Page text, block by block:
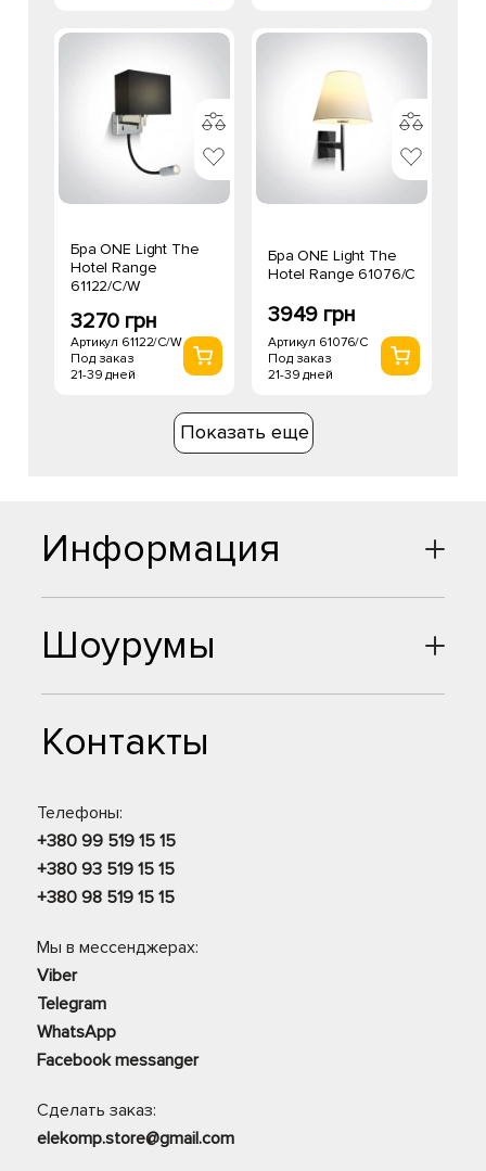
Бра ONE Light The
Hotel Range
61122/C/W
3270 грн
Артикул 61122/C/W
Под заказ
21-39 дней
Бра ONE Light The
Hotel Range 61076/C
3949 грн
Артикул 61076/C
Под заказ
21-39 дней
Показать еще
Шоурумы
Контакты
Телефоны:
+380 99 519 15 15
+380 93 519 15 15
+380 98 519 15 15
Мы в мессенджерах:
Viber
Telegram
WhatsApp
Facebook messanger
Сделать заказ:
elekomp.store@gmail.com
Информация